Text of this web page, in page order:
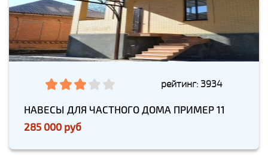
рейтинг: 3934
НАВЕСЫ ДЛЯ ЧАСТНОГО ДОМА ПРИМЕР 11
285 000 руб